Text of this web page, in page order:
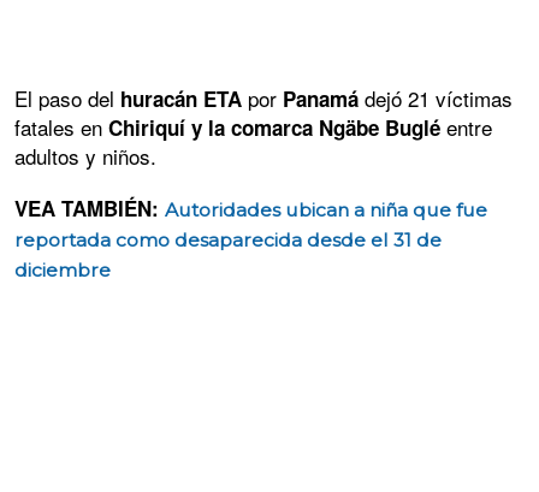
El paso del huracán ETA por Panamá dejó 21 víctimas
fatales en Chiriquí y la comarca Ngäbe Buglé entre
adultos y niños.
VEA TAMBIÉN: Autoridades ubican a niña que fue
reportada como desaparecida desde el 31 de
diciembre